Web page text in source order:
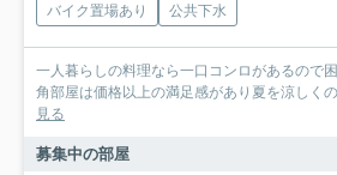
バイク置場あり
公共下水
一人暮らしの料理なら一口コンロがあるので
角部屋は価格以上の満足感があり夏を涼しく
見る
募集中の部屋